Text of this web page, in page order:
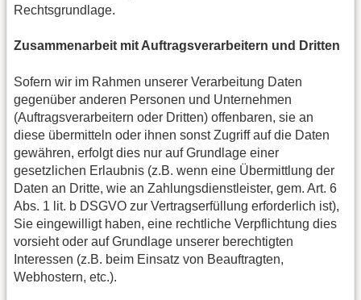
Rechtsgrundlage.
Zusammenarbeit mit Auftragsverarbeitern und Dritten
Sofern wir im Rahmen unserer Verarbeitung Daten
gegenüber anderen Personen und Unternehmen
(Auftragsverarbeitern oder Dritten) offenbaren, sie an
diese übermitteln oder ihnen sonst Zugriff auf die Daten
gewähren, erfolgt dies nur auf Grundlage einer
gesetzlichen Erlaubnis (z.B. wenn eine Übermittlung der
Daten an Dritte, wie an Zahlungsdienstleister, gem. Art. 6
Abs. 1 lit. b DSGVO zur Vertragserfüllung erforderlich ist),
Sie eingewilligt haben, eine rechtliche Verpflichtung dies
vorsieht oder auf Grundlage unserer berechtigten
Interessen (z.B. beim Einsatz von Beauftragten,
Webhostern, etc.).